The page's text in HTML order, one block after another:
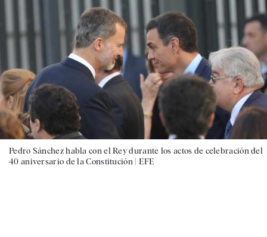
Pedro Sánchez habla con el Rey durante los actos de celebración del
40 aniversario de la Constitución | EFE